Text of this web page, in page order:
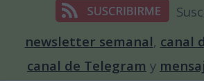
Otros Días
podrían interesarte
newsletter semanal, canal
canal de Telegram y